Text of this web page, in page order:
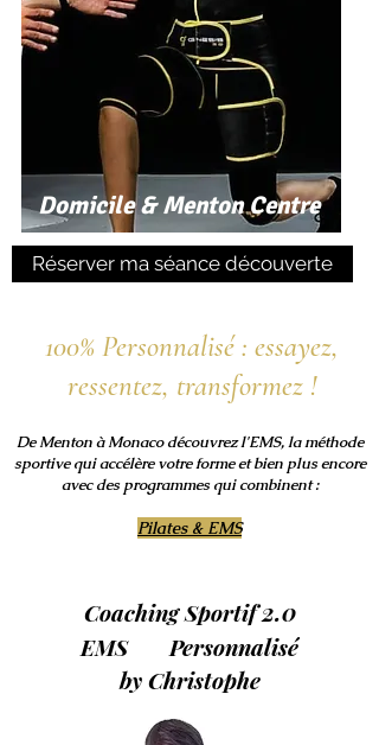
Domicile & Menton Centre
Réserver ma séance découverte
100% Personnalisé : essayez,
ressentez, transformez !
De Menton à Monaco découvrez l'EMS, la méthode
sportive qui accélère votre forme et bien plus encore
avec des programmes qui combinent :
Pilates & EMS
Coaching Sportif2.0
EMS Personnalisé
by Christophe